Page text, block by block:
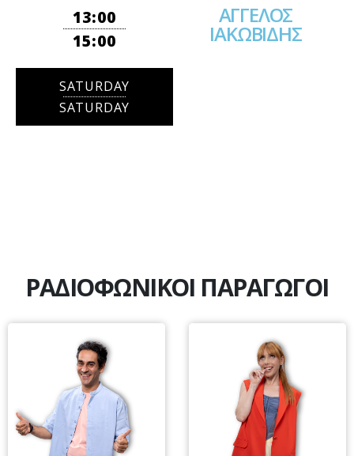
13:00
15:00
SATURDAY
SATURDAY
ΑΓΓΕΛΟΣ
ΙΑΚΩΒΙΔΗΣ
ΡΑΔΙΟΦΩΝΙΚΟΙ ΠΑΡΑΓΩΓΟΙ